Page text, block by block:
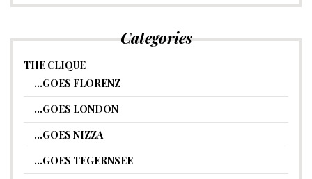
Categories
THE CLIQUE
…GOES FLORENZ
…GOES LONDON
…GOES NIZZA
…GOES TEGERNSEE